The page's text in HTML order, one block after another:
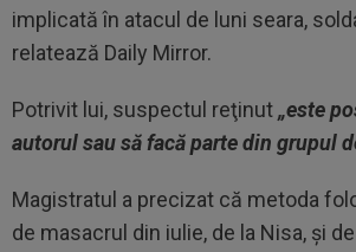
implicată în atacul de luni seara,
relatează Daily Mirror.
Potrivit lui, suspectul reţinut„este
autorul sau să facă parte din grupul
Magistratul a precizat că metoda
de masacrul din iulie, de la Nisa, şi